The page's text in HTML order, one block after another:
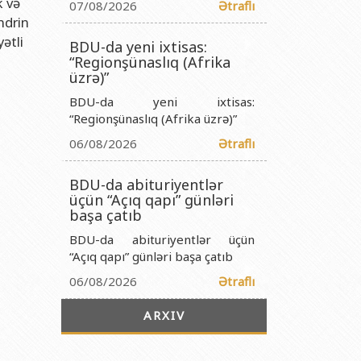
Publik Hüquqi Şəxsi
Publik Hüquqi Şəxsi
Publik Hüquqi Şəxsi
Biologiya İnstitutu Publik Hüquqi Şəxsi
07/08/2026 Ətraflı
BDU-da yeni ixtisas:
“Regionşünaslıq (Afrika
üzrə)”
BDU-da yeni ixtisas:
“Regionşünaslıq (Afrika üzrə)”
06/08/2026
Ətraflı
BDU-da abituriyentlər
üçün “Açıq qapı” günləri
başa çatıb
BDU-da abituriyentlər üçün
“Açıq qapı” günləri başa çatıb
06/08/2026
Ətraflı
ARXIV